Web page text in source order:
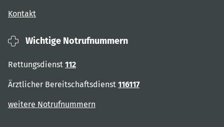
Kontakt
Wichtige Notrufnummern
Rettungsdienst 112
Ärztlicher Bereitschaftsdienst 116117
weitere Notrufnummern